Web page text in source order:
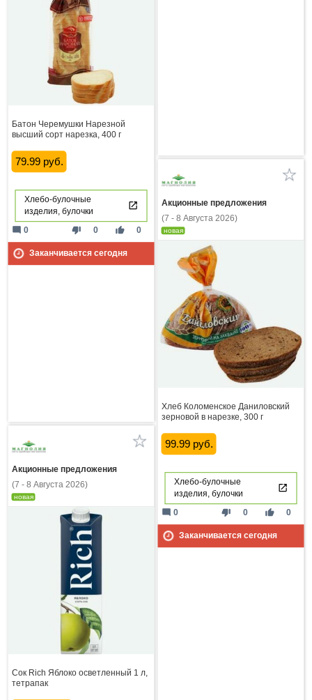
Батон Черемушки Нарезной
высший сорт нарезка, 400 г
79.99 руб.
Хлебо-булочные
изделия, булочки
thumb_down 0 thumb_up 0
mode_comment 0
Заканчивается сегодня
Акционные предложения
(7 - 8 Августа 2026)
новая
Хлеб Коломенское Даниловский
зерновой в нарезке, 300 г
99.99 руб.
Хлебо-булочные
изделия, булочки
thumb_down 0 thumb_up 0
mode_comment 0
Заканчивается сегодня
Акционные предложения
(7 - 8 Августа 2026)
новая
Сок Rich Яблоко осветленный 1 л,
тетрапак